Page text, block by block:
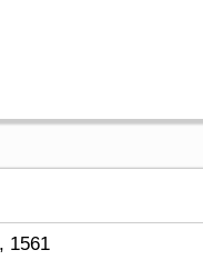
1561